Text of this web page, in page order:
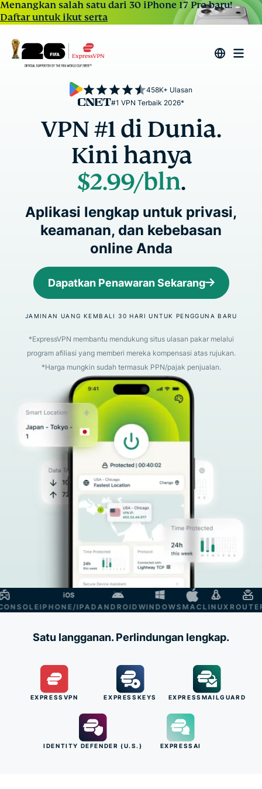
Menangkan salah satu dari 30 iPhone 17 Pro baru!
Daftar untuk ikut serta
#1 VPN Terbaik 2026*
458K+ Ulasan
VPN #1 di Dunia.
Kini hanya
$2.99/bln.
Aplikasi lengkap untuk privasi,
keamanan, dan kebebasan
online Anda
Dapatkan Penawaran Sekarang
JAMINAN UANG KEMBALI 30 HARI UNTUK PENGGUNA BARU
*ExpressVPN membantu mendukung situs ulasan pakar melalui
program afiliasi yang memberi mereka kompensasi atas rujukan.
*Harga mungkin sudah termasuk PPN/pajak penjualan.
IPHONE/IPADANDROIDWINDOWSMAC LINUX ROUTER
Satu langganan. Perlindungan lengkap.
EXPRESSVPN EXPRESSKEYS EXPRESSMAILGUARD
IDENTITY DEFENDER (U.S.) EXPRESSAI